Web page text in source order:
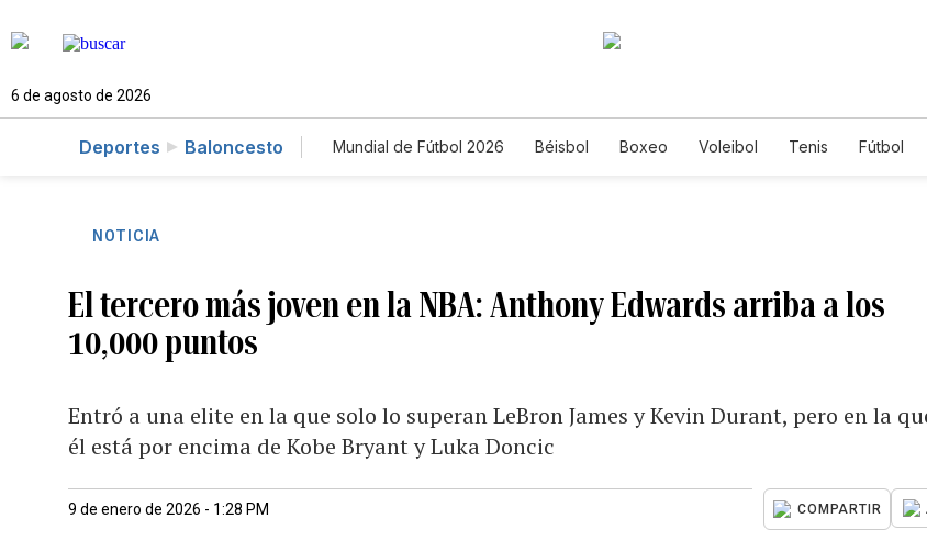
6 de agosto de 2026
Deportes Baloncesto Mundial de Fútbol 2026 Béisbol Boxeo Voleibol Tenis Fútbol
NOTICIA
El tercero más joven en la NBA: Anthony Edwards arriba a los
10,000 puntos
Entró a una elite en la que solo lo superan LeBron James y Kevin Durant, pero en la
él está por encima de Kobe Bryant y Luka Doncic
9 de enero de 2026 - 1:28 PM COMPARTIR